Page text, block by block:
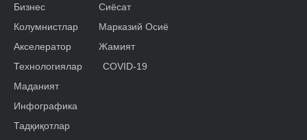
Бизнес
Колумнистлар
Акселератор
Сиёсат
Марказий Осиё
Жамият
Технологиялар
Маданият
Инфографика
Тадқиқотлар
COVID-19